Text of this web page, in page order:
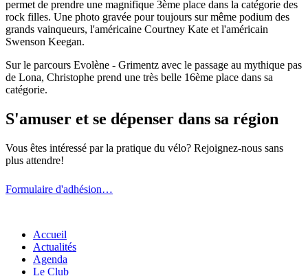
permet de prendre une magnifique 3ème place dans la catégorie des
rock filles. Une photo gravée pour toujours sur même podium des
grands vainqueurs, l'américaine Courtney Kate et l'américain
Swenson Keegan.
Sur le parcours Evolène - Grimentz avec le passage au mythique pas
de Lona, Christophe prend une très belle 16ème place dans sa
catégorie.
S'amuser et se dépenser dans sa région
Vous êtes intéressé par la pratique du vélo? Rejoignez-nous sans
plus attendre!
Formulaire d'adhésion…
Accueil
Actualités
Agenda
Le Club